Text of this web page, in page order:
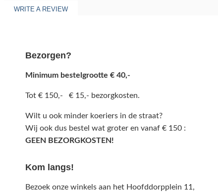
WRITE A REVIEW
Bezorgen?
Minimum bestelgrootte € 40,-
Tot € 150,- € 15,- bezorgkosten.
Wilt u ook minder koeriers in de straat?
Wij ook dus bestel wat groter en vanaf € 150 :
GEEN BEZORGKOSTEN!
Kom langs!
Bezoek onze winkels aan het Hoofddorpplein 11,